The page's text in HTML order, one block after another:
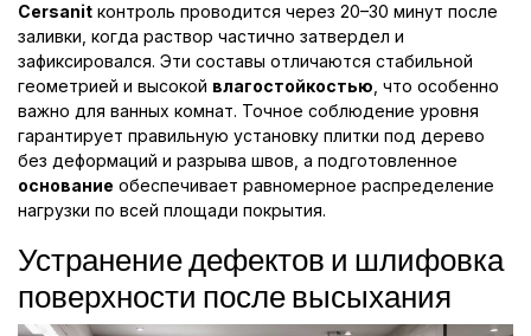
Cersanit контроль проводится через 20–30 минут после
заливки, когда раствор частично затвердел и
зафиксировался. Эти составы отличаются стабильной
геометрией и высокой влагостойкостью , что особенно
важно для ванных комнат. Точное соблюдение уровня
гарантирует правильную установку плитки под дерево
без деформаций и разрыва швов, а подготовленное
основание обеспечивает равномерное распределение
нагрузки по всей площади покрытия.
Устранение дефектов и шлифовка
поверхности после высыхания